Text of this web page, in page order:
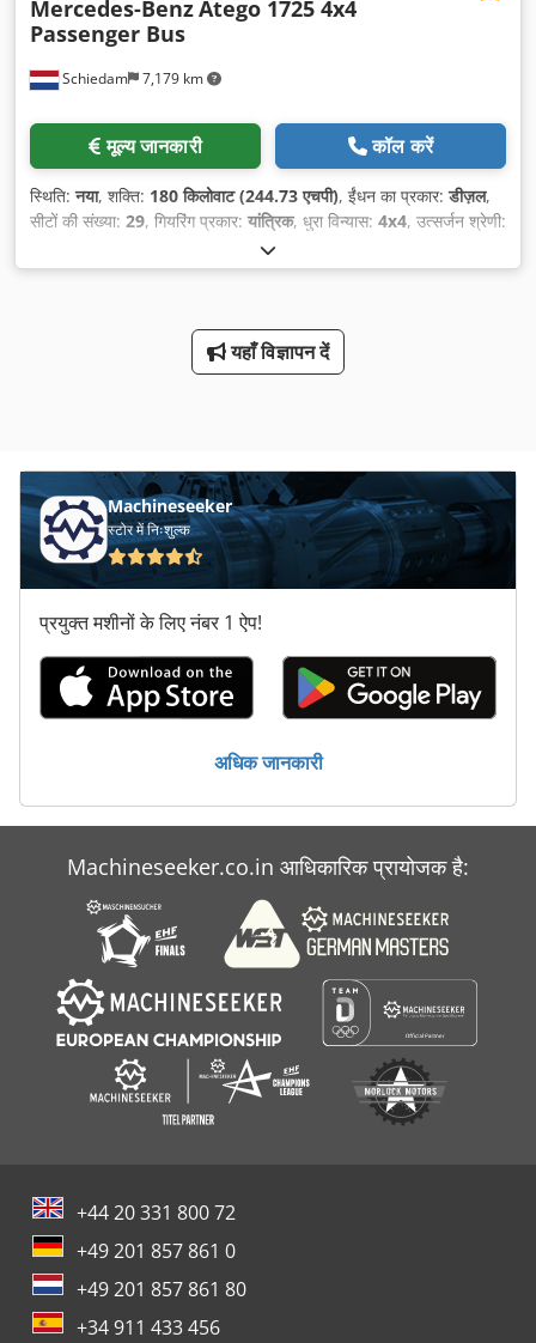
Schiedam 7,179 km
Mercedes-BenzAtego 1725 4x4
Passenger Bus
मूल्य जानकारी कॉल करें
स्थिति:नया, शक्ति: 180 किलोवाट (244.73 एचपी), ईंधन का प्रकार:डीज़ल,
सीटों की संख्या: 29, गियरिंग प्रकार: यांत्रिक, धुरा विन्यास: 4x4, उत्सर्जन श्रेणी:
, टायर का आकार:
4,160 मिमी, निर्माण वर्ष:2025, उपकरण:एयर कंडीशनिंग, ट्रैक्शन कंट्रोल,
यहाँ विज्ञापन दें
Machineseeker
स्टोर में निःशुल्क
प्रयुक्त मशीनों के लिए नंबर 1 ऐप!
अधिक जानकारी
Machineseeker.co.in आधिकारिक प्रायोजक है:
+44 20 331 800 72
+49 201 857 861 0
+49 201 857 861 80
+34 911 433 456